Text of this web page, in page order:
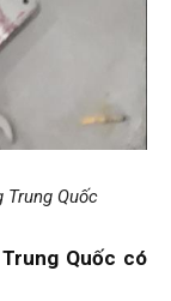
Trung Quốc
Quốc có